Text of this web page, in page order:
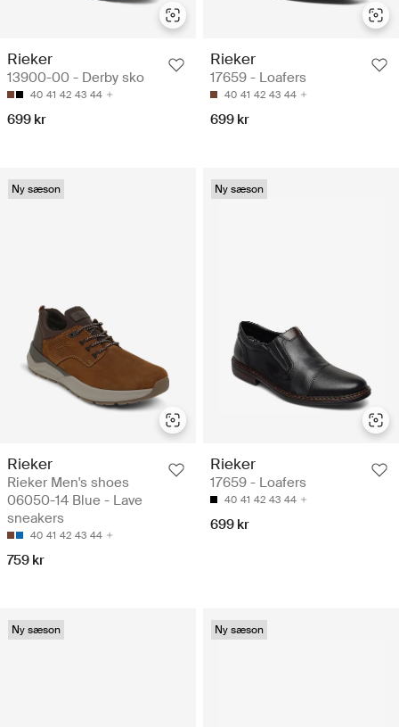
Rieker
13900-00 - Derby sko
40 41 42 43 44
699 kr
Rieker
17659 - Loafers
40 41 42 43 44
699 kr
Ny sæson
Rieker
Rieker Men's shoes
06050-14 Blue - Lave
sneakers
40 41 42 43 44
759 kr
Ny sæson
Rieker
17659 - Loafers
40 41 42 43 44
699 kr
Ny sæson Ny sæson